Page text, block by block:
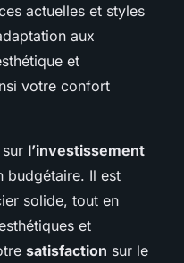
actuelles et styles
aux
et
votre confort
l’investissement
budgétaire. Il est
solide, tout en
et
satisfaction sur le